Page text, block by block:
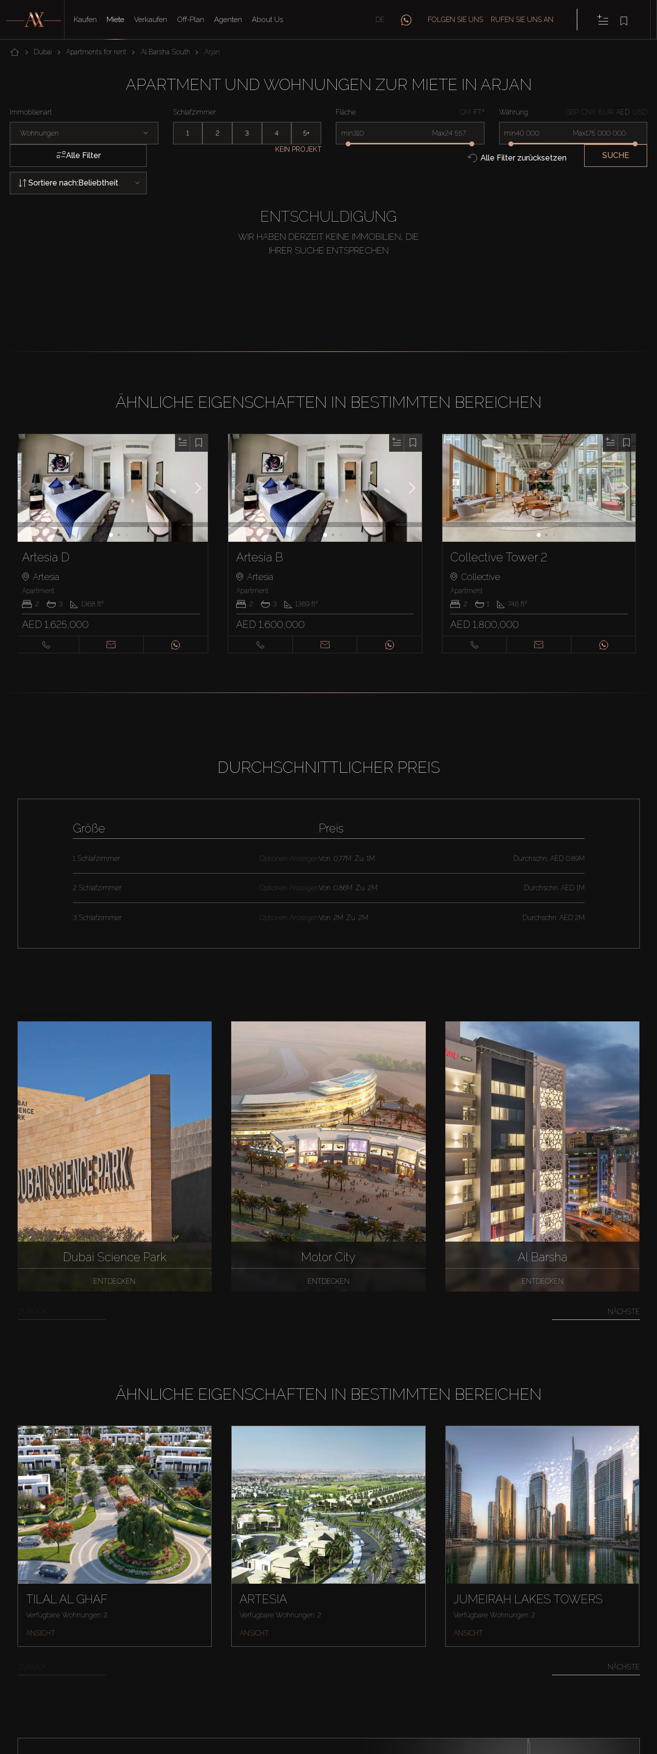
Kaufen Miete Verkaufen Off-Plan Agenten About Us DE FOLGEN SIE UNS RUFEN SIE UNS AN
Dubai Apartments for rent Al Barsha South Arjan
APARTMENT UND WOHNUNGEN ZUR MIETE IN ARJAN
Immobilienart
Wohnungen
Schlafzimmer
1 2 3 4 5+
Fläche QM FT²
min Max
Währung GBP CNY EUR AED USD
min Max
Alle Filter
KEIN PROJEKT
Alle Filter zurücksetzen SUCHE
Sortiere nach:Beliebtheit
ENTSCHULDIGUNG
WIR HABEN DERZEIT KEINE IMMOBILIEN, DIE
IHRER SUCHE ENTSPRECHEN
ÄHNLICHE EIGENSCHAFTEN IN BESTIMMTEN BEREICHEN
Artesia D
Artesia
Apartment
2
3 1368ft²
AED 1,625,000
Artesia B
Artesia
Apartment
2
3 1369 ft²
AED 1,600,000
Collective Tower 2
Collective
Apartment
2
1 746 ft²
AED 1,800,000
DURCHSCHNITTLICHER PREIS
Größe
1 Schlafzimmer Optionen Anzeigen
2 Schlafzimmer Optionen Anzeigen
3 Schlafzimmer Optionen Anzeigen
Preis
Von 0.77M Zu 1M Durchschn. AED 0.89M
Von 0.86M Zu 2M Durchschn. AED 1M
Von 2M Zu 2M Durchschn. AED 2M
Dubai Science Park
ENTDECKEN
Motor City
ENTDECKEN
Al Barsha
ENTDECKEN
NÄCHSTE
ÄHNLICHE EIGENSCHAFTEN IN BESTIMMTEN BEREICHEN
TILAL AL GHAF
Verfügbare Wohnungen: 2
ANSICHT
ARTESIA
Verfügbare Wohnungen: 2
ANSICHT
JUMEIRAH LAKES TOWERS
Verfügbare Wohnungen: 2
ANSICHT
NÄCHSTE